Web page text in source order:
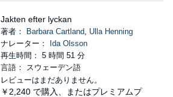
Jakten efter lyckan
著者： Barbara Cartland, Ulla Henning
ナレーター：
Ida Olsson
再生時間： 5 時間 51 分
言語： スウェーデン語
レビューはまだありません。
￥2,240 で購入、またはプレミアムプ